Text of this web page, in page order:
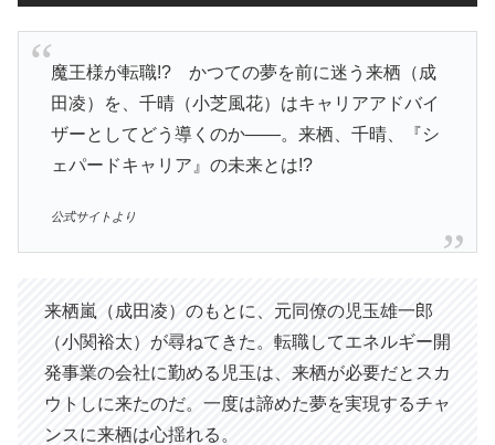
魔王様が転職!? かつての夢を前に迷う来栖（成
田凌）を、千晴（小芝風花）はキャリアアドバイ
ザーとしてどう導くのか――。来栖、千晴、『シ
ェパードキャリア』の未来とは!?
公式サイトより
来栖嵐（成田凌）のもとに、元同僚の児玉雄一郎
（小関裕太）が尋ねてきた。転職してエネルギー開
発事業の会社に勤める児玉は、来栖が必要だとスカ
ウトしに来たのだ。一度は諦めた夢を実現するチャ
ンスに来栖は心揺れる。